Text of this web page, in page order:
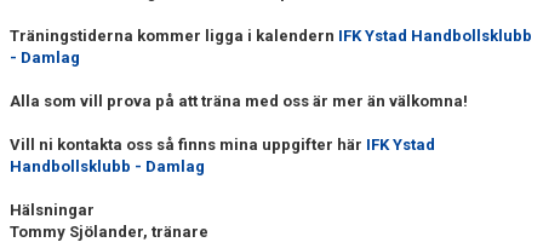
Träningstiderna kommer ligga i kalendern IFK Ystad Handbollsklubb
- Damlag
Alla som vill prova på att träna med oss är mer än välkomna!
Vill ni kontakta oss så finns mina uppgifter här IFK Ystad
Handbollsklubb - Damlag
Hälsningar
Tommy Sjölander, tränare